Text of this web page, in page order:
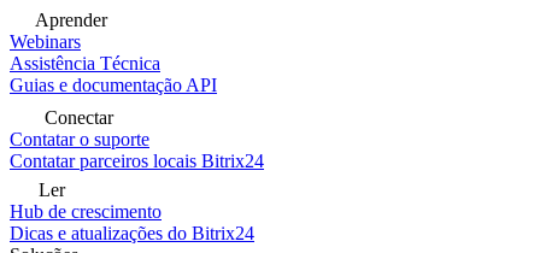
Aprender
Webinars
Assistência Técnica
Guias e documentação API
Conectar
Contatar o suporte
Contatar parceiros locais Bitrix24
Ler
Hub de crescimento
Dicas e atualizações do Bitrix24